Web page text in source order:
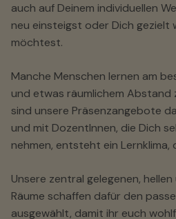
auch auf Deinem individuellen
neu einsteigst oder Dich gezielt
möchtest.
Manche Menschen lernen am
und etwas räumlichem Abstand
sind unsere Präsenzangebote
und mit DozentInnen, die Dich
nehmen, entsteht ein
Unsere zentral gelegenen,
Räume schaffen dafür den
ausgewählt, damit ihr euch